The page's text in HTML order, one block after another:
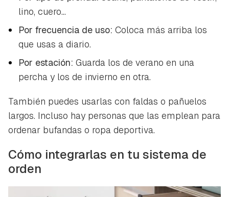
Guardar como favorito
Para poder guardar como favorito, primero has de
iniciar sesión con tu cuenta de Hogarmanía.
lino, cuero...
Por frecuencia de uso: Coloca más arriba los
que usas a diario.
Por estación: Guarda los de verano en una
percha y los de invierno en otra.
También puedes usarlas con faldas o pañuelos
largos. Incluso hay personas que las emplean para
ordenar bufandas o ropa deportiva.
Cómo integrarlas en tu sistema de
orden
Contenido enviado
Gracias por suscribirte a nuestro boletín.
ACEPTAR